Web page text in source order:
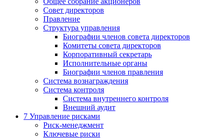
Совет директоров
Правление
Структура управления
Биографии членов совета директоров
Комитеты совета директоров
Корпоративный секретарь
Исполнительные органы
Биографии членов правления
Система вознаграждения
Система контроля
Система внутреннего контроля
Внешний аудит
7 Управление рисками
Риск-менеджмент
Ключевые риски